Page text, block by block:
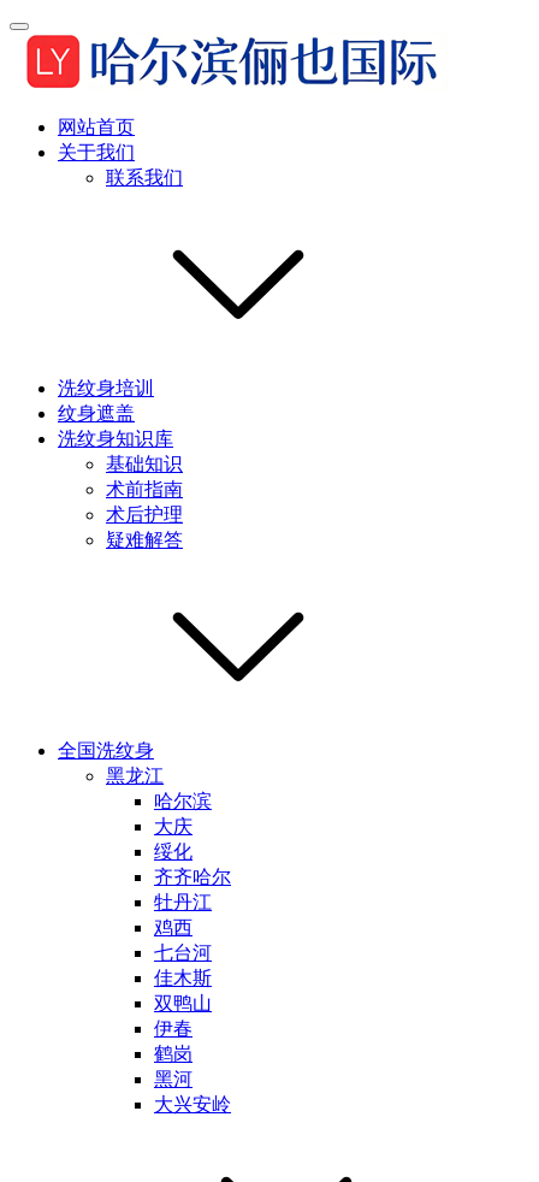
网站首页
关于我们
联系我们
洗纹身培训
纹身遮盖
洗纹身知识库
基础知识
术前指南
术后护理
疑难解答
全国洗纹身
黑龙江
哈尔滨
大庆
绥化
齐齐哈尔
牡丹江
鸡西
七台河
佳木斯
双鸭山
伊春
鹤岗
黑河
大兴安岭